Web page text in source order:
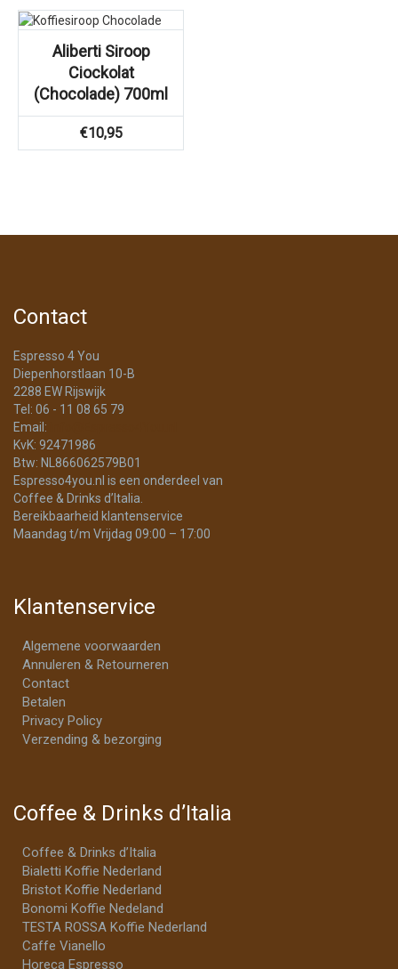
Aliberti Siroop
Ciockolat
(Chocolade) 700ml
€10,95
Contact
Espresso 4 You
Diepenhorstlaan 10-B
2288 EW Rijswijk
Tel: 06 - 11 08 65 79
Email:
KvK: 92471986
Btw: NL866062579B01
Espresso4you.nl is een onderdeel van
Coffee & Drinks d’Italia.
Bereikbaarheid klantenservice
Maandag t/m Vrijdag 09:00 – 17:00
Klantenservice
Algemene voorwaarden
Annuleren & Retourneren
Contact
Betalen
Privacy Policy
Verzending & bezorging
Coffee & Drinks d’Italia
Coffee & Drinks d’Italia
Bialetti Koffie Nederland
Bristot Koffie Nederland
Bonomi Koffie Nedeland
TESTA ROSSA Koffie Nederland
Caffe Vianello
Horeca Espresso